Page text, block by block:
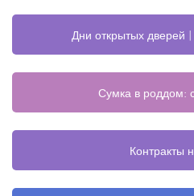
Дни открытых дверей
Сумка в роддом:
Контракты